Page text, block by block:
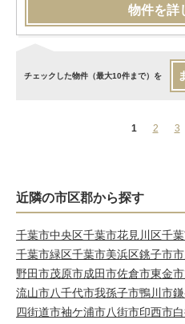
物件を詳
チェックした物件（最大10件まで）を
1 2 3
近隣の市区郡から探す
千葉市中央区千葉市花見川区千
千葉市緑区千葉市美浜区銚子市
野田市茂原市成田市佐倉市東金市
流山市八千代市我孫子市鴨川市
四街道市袖ケ浦市八街市印西市